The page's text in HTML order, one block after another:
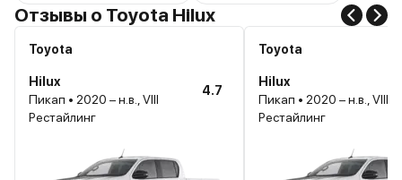
Отзывы о Toyota Hilux
Toyota
Hilux
Пикап • 2020 – н.в., VIII
Рестайлинг
4.7
Toyota
Hilux
Пикап • 2020 – н.в., VIII
Рестайлинг